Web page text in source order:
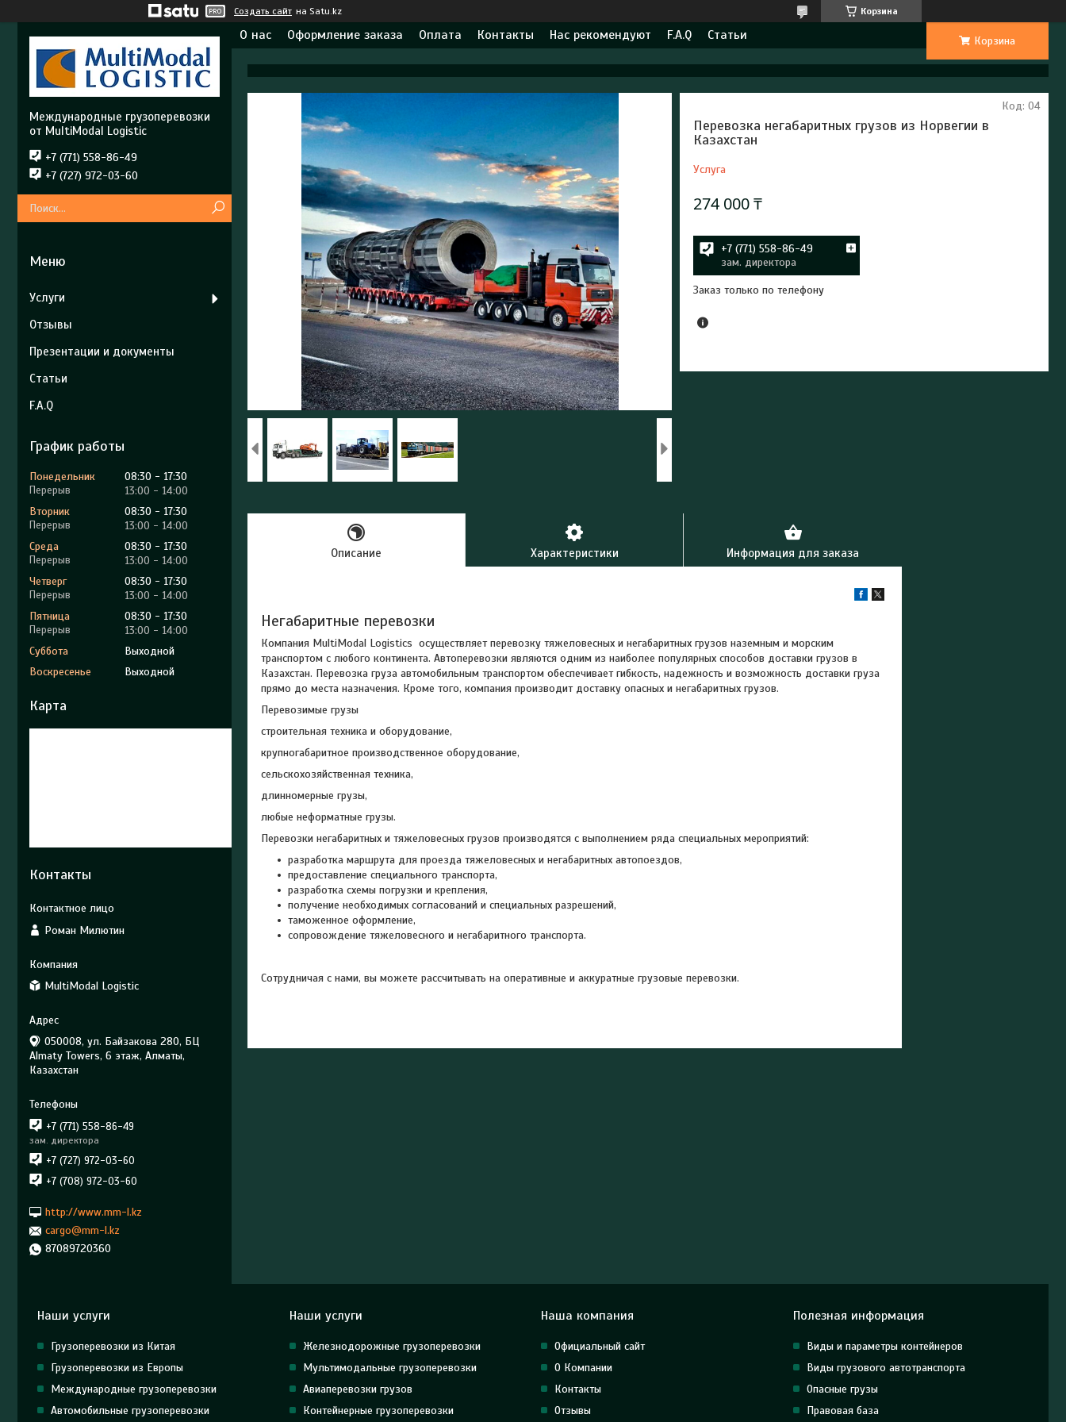
Создать сайт на Satu.kz Корзина
О нас Оформление заказа Оплата Контакты Нас рекомендуют F.A.Q Статьи Корзина
Перевозка негабаритных грузов из Норвегии в
Казахстан
Услуга
Код: 04
274 000 ₸
+7 (771) 558-86-49
зам. директора
Заказ только по телефону
Описание Характеристики Информация для заказа
Негабаритные перевозки
Компания MultiModal Logistics осуществляет перевозку тяжеловесных и негабаритных грузов наземным и морским
транспортом с любого континента. Автоперевозки являются одним из наиболее популярных способов доставки грузов в
Казахстан. Перевозка груза автомобильным транспортом обеспечивает гибкость, надежность и возможность доставки груза
прямо до места назначения. Кроме того, компания производит доставку опасных и негабаритных грузов.
Перевозимые грузы
строительная техника и оборудование,
крупногабаритное производственное оборудование,
сельскохозяйственная техника,
длинномерные грузы,
любые неформатные грузы.
Перевозки негабаритных и тяжеловесных грузов производятся с выполнением ряда специальных мероприятий:
разработка маршрута для проезда тяжеловесных и негабаритных автопоездов,
предоставление специального транспорта,
разработка схемы погрузки и крепления,
получение необходимых согласований и специальных разрешений,
таможенное оформление,
сопровождение тяжеловесного и негабаритного транспорта.
Сотрудничая с нами, вы можете рассчитывать на оперативные и аккуратные грузовые перевозки.
Международные грузоперевозки
от MultiModal Logistic
+7 (771) 558-86-49
+7 (727) 972-03-60
Услуги
Отзывы
Презентации и документы
Статьи
F.A.Q
График работы
Понедельник 08:30
17:30
13:00
14:00
Вторник
08:30
17:30
13:00
14:00
Среда
08:30
17:30
13:00
14:00
Четверг
08:30
17:30
13:00
14:00
Пятница
08:30
17:30
13:00
14:00
Суббота
Выходной
Воскресенье
Выходной
Карта
Контакты
Роман Милютин
MultiModal Logistic
050008, ул. Байзакова 280, БЦ
Almaty Towers, 6 этаж, Алматы,
Казахстан
+7 (771) 558-86-49
зам. директора
+7 (727) 972-03-60
+7 (708) 972-03-60
http://www.mm-l.kz
cargo@mm-l.kz
87089720360
Наши услуги
Грузоперевозки из Китая
Грузоперевозки из Европы
Международные грузоперевозки
Автомобильные грузоперевозки
Наши услуги
Железнодорожные грузоперевозки
Мультимодальные грузоперевозки
Авиаперевозки грузов
Контейнерные грузоперевозки
Наша компания
Официальный сайт
О Компании
Контакты
Отзывы
Полезная информация
Виды и параметры контейнеров
Виды грузового автотранспорта
Опасные грузы
Правовая база